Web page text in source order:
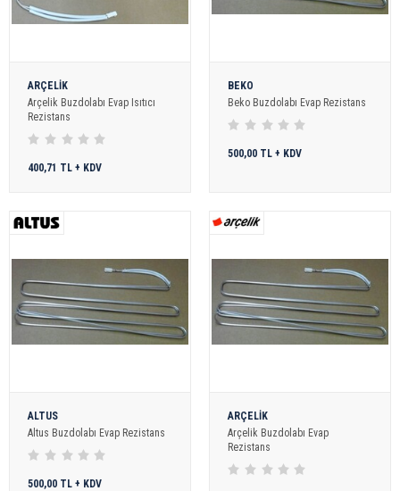
ARÇELİK
Arçelik Buzdolabı Evap Isıtıcı
Rezistans
400,71 TL + KDV
BEKO
Beko Buzdolabı Evap Rezistans
500,00 TL + KDV
ALTUS
Altus Buzdolabı Evap Rezistans
500,00 TL + KDV
ARÇELİK
Arçelik Buzdolabı Evap
Rezistans